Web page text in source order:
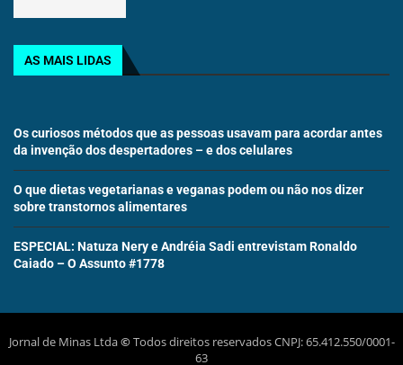
AS MAIS LIDAS
Os curiosos métodos que as pessoas usavam para acordar antes
da invenção dos despertadores – e dos celulares
O que dietas vegetarianas e veganas podem ou não nos dizer
sobre transtornos alimentares
ESPECIAL: Natuza Nery e Andréia Sadi entrevistam Ronaldo
Caiado – O Assunto #1778
Jornal de Minas Ltda©Todos direitos reservados CNPJ: 65.412.550/0001-
63